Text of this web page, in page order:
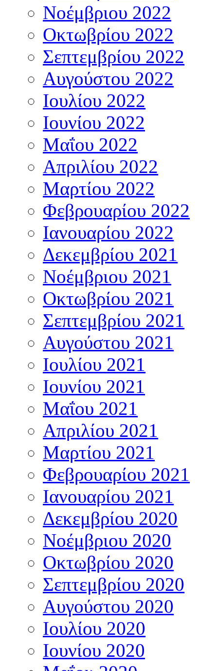
Νοέμβριου 2022
Οκτωβρίου 2022
Σεπτεμβρίου 2022
Αυγούστου 2022
Ιουλίου 2022
Ιουνίου 2022
Μαΐου 2022
Απριλίου 2022
Μαρτίου 2022
Φεβρουαρίου 2022
Ιανουαρίου 2022
Δεκεμβρίου 2021
Νοέμβριου 2021
Οκτωβρίου 2021
Σεπτεμβρίου 2021
Αυγούστου 2021
Ιουλίου 2021
Ιουνίου 2021
Μαΐου 2021
Απριλίου 2021
Μαρτίου 2021
Φεβρουαρίου 2021
Ιανουαρίου 2021
Δεκεμβρίου 2020
Νοέμβριου 2020
Οκτωβρίου 2020
Σεπτεμβρίου 2020
Αυγούστου 2020
Ιουλίου 2020
Ιουνίου 2020